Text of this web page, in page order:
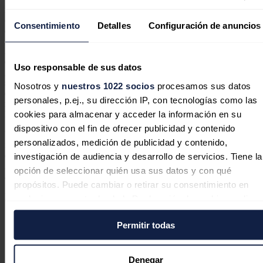
Consentimiento Detalles Configuración de anuncios
Uso responsable de sus datos
Nosotros y nuestros 1022 sociosprocesamos sus datos
personales, p.ej., su dirección IP, con tecnologías como las
cookies para almacenar y acceder la información en su
dispositivo con el fin de ofrecer publicidad y contenido
personalizados, medición de publicidad y contenido,
investigación de audiencia y desarrollo de servicios. Tiene la
opción de seleccionar quién usa sus datos y con qué
propósitos. Puede cambiar o retirar su consentimiento en
en el Menú de consentimiento.
Si lo permite, también quisiéramos:
Recopilar información sobre su ubicación geográfica
Permitir todas
Denegar
capaces de
adaptarse a terrenos irregulares y maximizar la
eficiencia energética
en superficies limitadas”, ha añadido.
garanticen la preservación del medioambiente y la seguridad del
sistema; así como la optimización del diseño energético con un
enfoque en sistemas de almacenamiento avanzados que permitan
maximizar el aprovechamiento de la energía generada, ha detallado
Molowny.
'Greenland' también incluye la implementación de un modelo de
integración energética en autoconsumo con almacenamiento,
diseñado no solo para cubrir las necesidades actuales del Complejo
Ambiental de Tenerife, sino también como base para futuras
ampliaciones en otras áreas de la instalación.